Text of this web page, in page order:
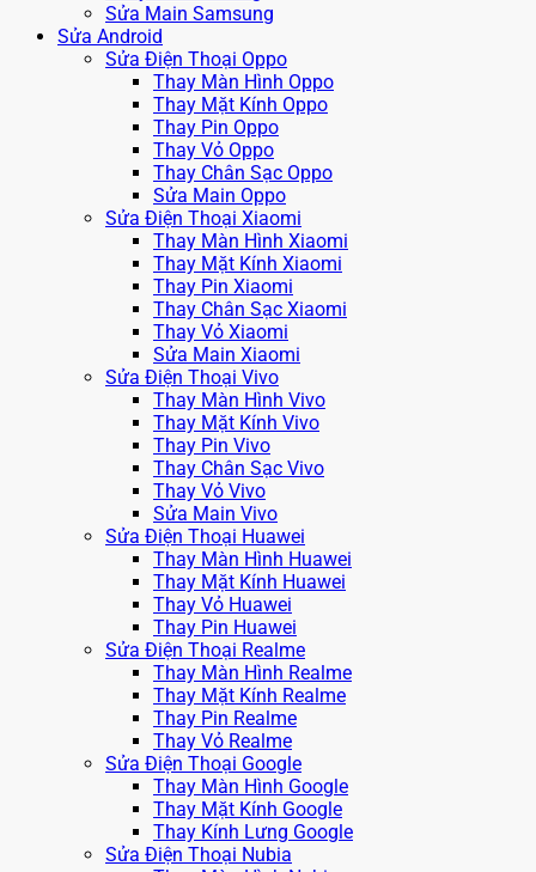
Sửa Main Samsung
Sửa Android
Sửa Điện Thoại Oppo
Thay Màn Hình Oppo
Thay Mặt Kính Oppo
Thay Pin Oppo
Thay Vỏ Oppo
Thay Chân Sạc Oppo
Sửa Main Oppo
Sửa Điện Thoại Xiaomi
Thay Màn Hình Xiaomi
Thay Mặt Kính Xiaomi
Thay Pin Xiaomi
Thay Chân Sạc Xiaomi
Thay Vỏ Xiaomi
Sửa Main Xiaomi
Sửa Điện Thoại Vivo
Thay Màn Hình Vivo
Thay Mặt Kính Vivo
Thay Pin Vivo
Thay Chân Sạc Vivo
Thay Vỏ Vivo
Sửa Main Vivo
Sửa Điện Thoại Huawei
Thay Màn Hình Huawei
Thay Mặt Kính Huawei
Thay Vỏ Huawei
Thay Pin Huawei
Sửa Điện Thoại Realme
Thay Màn Hình Realme
Thay Mặt Kính Realme
Thay Pin Realme
Thay Vỏ Realme
Sửa Điện Thoại Google
Thay Màn Hình Google
Thay Mặt Kính Google
Thay Kính Lưng Google
Sửa Điện Thoại Nubia